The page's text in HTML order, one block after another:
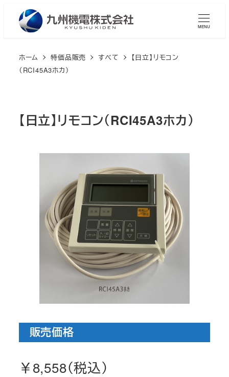
MENU
ホーム 特価品販売 すべて
【日立】リモコン
（RCI45A3ホカ）
【日立】リモコン（RCI45A3ホカ）
販売価格
￥8,558（税込）